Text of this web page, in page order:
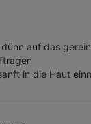
auf das
in die Haut